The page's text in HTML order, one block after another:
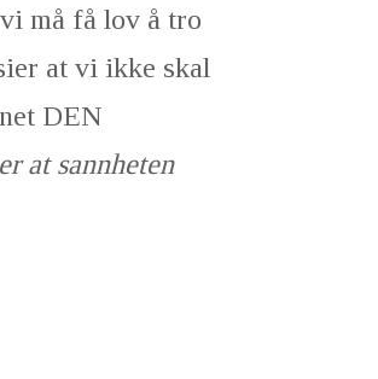
må få lov å tro
at vi ikke skal
DEN
at sannheten